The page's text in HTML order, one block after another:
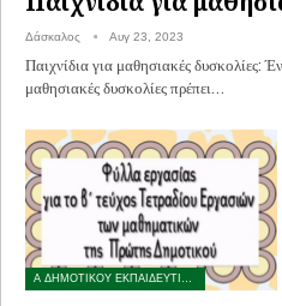
Δάσκαλος Αυγ 23, 2023
Παιχνίδια για μαθησιακές δυσκολίες:
μαθησιακές δυσκολίες πρέπει…